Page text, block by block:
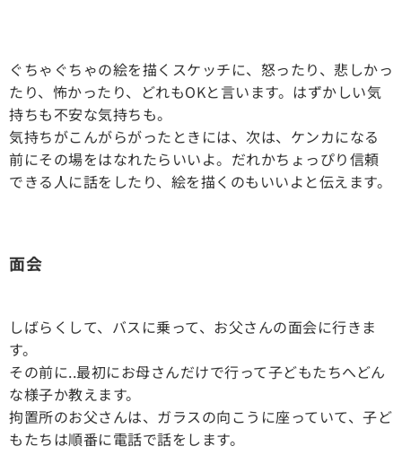
ぐちゃぐちゃの絵を描くスケッチに、怒ったり、悲しかっ
たり、怖かったり、どれもOKと言います。はずかしい気
持ちも不安な気持ちも。
気持ちがこんがらがったときには、次は、ケンカになる
前にその場をはなれたらいいよ。だれかちょっぴり信頼
できる人に話をしたり、絵を描くのもいいよと伝えます。
面会
しばらくして、バスに乗って、お父さんの面会に行きま
す。
その前に..最初にお母さんだけで行って子どもたちへどん
な様子か教えます。
拘置所のお父さんは、ガラスの向こうに座っていて、子ど
もたちは順番に電話で話をします。